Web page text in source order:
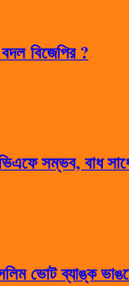
বদল বিজেপির ?
সম্ভব, বাধ
ভোট ব্যাঙ্ক